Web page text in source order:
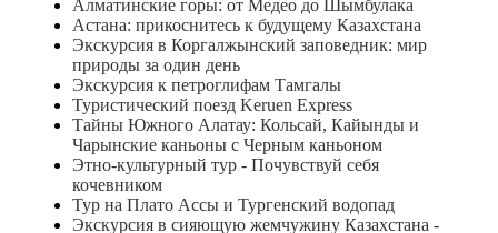
Алматинские горы: от Медео до Шымбулака
Астана: прикоснитесь к будущему Казахстана
Экскурсия в Коргалжынский заповедник: мир
природы за один день
Экскурсия к петроглифам Тамгалы
Туристический поезд Keruen Express
Тайны Южного Алатау: Кольсай, Кайынды и
Чарынские каньоны с Черным каньоном
Этно-культурный тур - Почувствуй себя
кочевником
Тур на Плато Ассы и Тургенский водопад
Экскурсия в сияющую жемчужину Казахстана -